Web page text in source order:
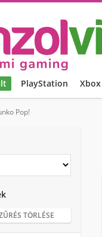
PlayStation Xbox
Pop!
TÖRLÉSE